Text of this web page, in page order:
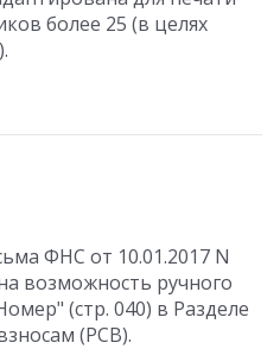
более 25 (в целях
ФНС от 10.01.2017 N
возможность ручного
(стр. 040) в Разделе
(РСВ).